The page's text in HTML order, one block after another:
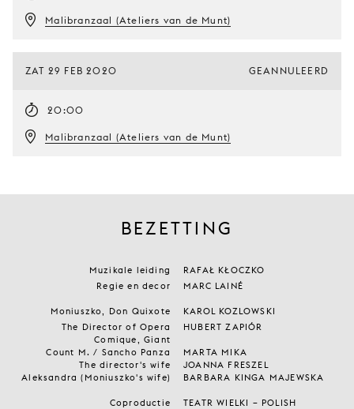
Malibranzaal (Ateliers van de Munt)
ZAT 29 FEB 2020
20:00
Malibranzaal (Ateliers van de Munt)
GEANNULEERD
BEZETTING
Muzikale leiding
RAFAŁ KŁOCZKO
Regie en decor
MARC LAINÉ
Moniuszko, Don Quixote
KAROL KOZLOWSKI
The Director of Opera
Comique, Giant
HUBERT ZAPIÓR
Count M. / Sancho Panza
MARTA MIKA
The director's wife
JOANNA FRESZEL
Aleksandra (Moniuszko's wife)
BARBARA KINGA MAJEWSKA
Coproductie
TEATR WIELKI – POLISH